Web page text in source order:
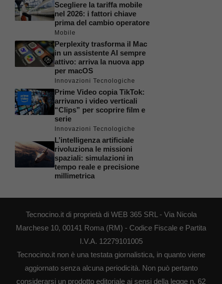
Scegliere la tariffa mobile
nel 2026: i fattori chiave
prima del cambio operatore
Mobile
Perplexity trasforma il Mac
in un assistente AI sempre
attivo: arriva la nuova app
per macOS
Innovazioni Tecnologiche
Prime Video copia TikTok:
arrivano i video verticali
“Clips” per scoprire film e
serie
Innovazioni Tecnologiche
L’intelligenza artificiale
rivoluziona le missioni
spaziali: simulazioni in
tempo reale e precisione
millimetrica
Tecnocino.it di proprietà di WEB 365 SRL - Via Nicola
Marchese 10, 00141 Roma (RM) - Codice Fiscale e Partita
I.V.A. 12279101005
Tecnocino.it non è una testata giornalistica, in quanto viene
aggiornato senza alcuna periodicità. Non può pertanto
considerarsi un prodotto editoriale ai sensi della legge n. 62